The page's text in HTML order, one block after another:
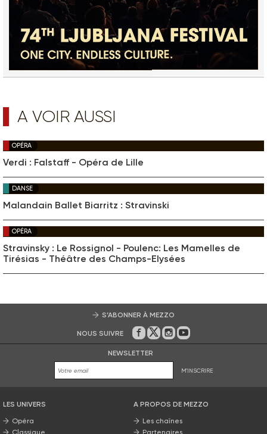
A VOIR AUSSI
OPÉRA
Verdi : Falstaff - Opéra de Lille
DANSE
Malandain Ballet Biarritz : Stravinski
OPÉRA
Stravinsky : Le Rossignol - Poulenc: Les Mamelles de
Tirésias - Théâtre des Champs-Elysées
S’ABONNER À MEZZO
NOUS SUIVRE Sur Facebook
Sur Twitter
Sur Instagram
Sur Youtube
NEWSLETTER
M'INSCRIRE
LES UNIVERS
Opéra
Classique
A PROPOS DE MEZZO
Les chaînes
Partenaires